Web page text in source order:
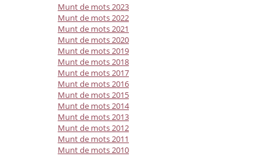
Munt de mots 2023
Munt de mots 2022
Munt de mots 2021
Munt de mots 2020
Munt de mots 2019
Munt de mots 2018
Munt de mots 2017
Munt de mots 2016
Munt de mots 2015
Munt de mots 2014
Munt de mots 2013
Munt de mots 2012
Munt de mots 2011
Munt de mots 2010